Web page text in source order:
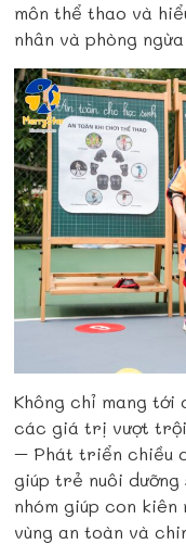
môn thể thao và
nhân và phòng
Không chỉ mang
các giá trị vượt trội
– Phát triển chiều
giúp trẻ nuôi dưỡng
nhóm giúp con
vùng an toàn và